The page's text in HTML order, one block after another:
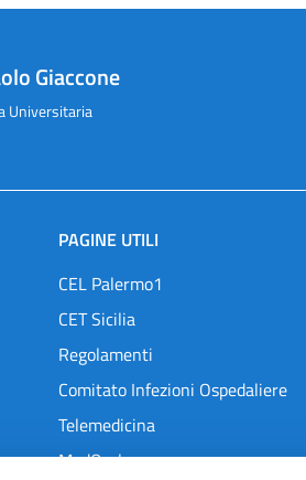
Giaccone
Universitaria
PAGINE UTILI
CEL Palermo1
CET Sicilia
Regolamenti
Comitato Infezioni Ospedaliere
Telemedicina
MedOral